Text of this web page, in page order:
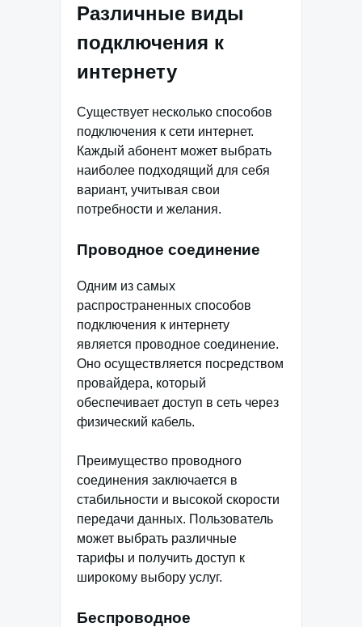
Различные виды
подключения к
интернету
Существует несколько способов
подключения к сети интернет.
Каждый абонент может выбрать
наиболее подходящий для себя
вариант, учитывая свои
потребности и желания.
Проводное соединение
Одним из самых
распространенных способов
подключения к интернету
является проводное соединение.
Оно осуществляется посредством
провайдера, который
обеспечивает доступ в сеть через
физический кабель.
Преимущество проводного
соединения заключается в
стабильности и высокой скорости
передачи данных. Пользователь
может выбрать различные
тарифы и получить доступ к
широкому выбору услуг.
Беспроводное